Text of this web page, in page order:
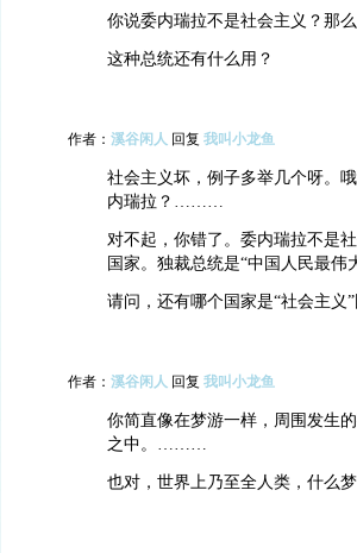
你说委内瑞拉不是社会主义？那
这种总统还有什么用？
作者： 溪谷闲人 回复 我叫小龙鱼
社会主义坏，例子多举几个呀。
内瑞拉？………
对不起，你错了。委内瑞拉不是
国家。独裁总统是“中国人民最伟
请问，还有哪个国家是“社会主义”
作者： 溪谷闲人 回复 我叫小龙鱼
你简直像在梦游一样，周围发生
之中。………
也对，世界上乃至全人类，什么